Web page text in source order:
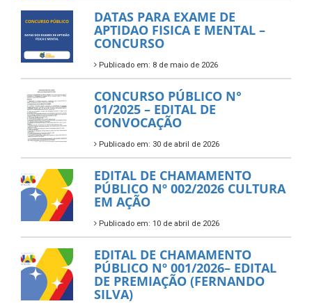
DATAS PARA EXAME DE
APTIDAO FISICA E MENTAL –
CONCURSO
Publicado em: 8 de maio de 2026
CONCURSO PÚBLICO N°
01/2025 – EDITAL DE
CONVOCAÇÃO
Publicado em: 30 de abril de 2026
EDITAL DE CHAMAMENTO
PÚBLICO Nº 002/2026 CULTURA
EM AÇÃO
Publicado em: 10 de abril de 2026
EDITAL DE CHAMAMENTO
PÚBLICO Nº 001/2026– EDITAL
DE PREMIAÇÃO (FERNANDO
SILVA)